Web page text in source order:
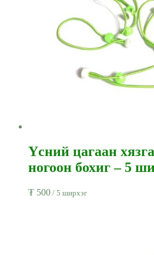
Үсний цагаан
ногоон бохиг – 5
₮ 500 / 5 ширхэг